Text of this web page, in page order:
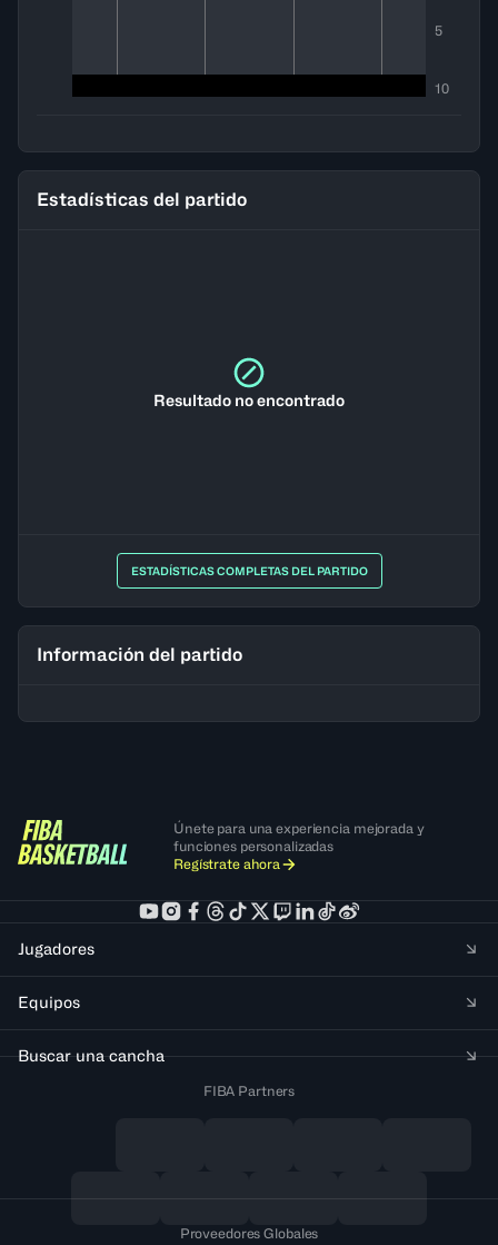
5
10
Estadísticas del partido
Resultado no encontrado
ESTADÍSTICAS COMPLETAS DEL PARTIDO
Información del partido
Únete para una experiencia mejorada y
funciones personalizadas
Regístrate ahora
Jugadores
Equipos
Buscar una cancha
FIBA Partners
Proveedores Globales